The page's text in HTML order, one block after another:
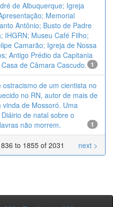
de Albuquerque; Igreja
Memorial
Antônio; Busto de Padre
IHGRN; Museu Café Filho;
Camarão; Igreja de Nossa
Antigo Prédio da Capitania
de Câmara Cascudo. 1
de um cientista no
no RN, autor de mais de
de Mossoró. Uma
de natal sobre o
não morrem.
1
to 1855 of 2031 next >